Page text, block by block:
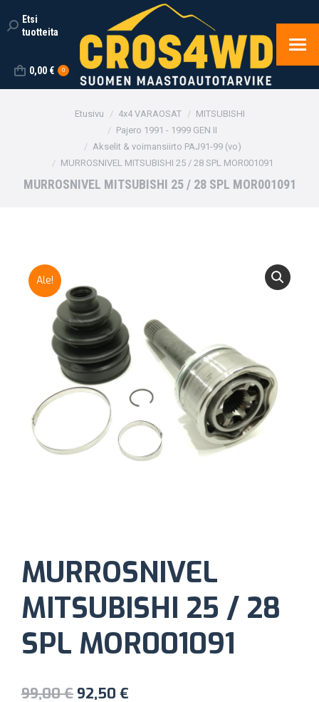
Search:
Etsi
tuotteita
0,00 € 0
You are here:Etusivu 4x4 VARAOSAT
MITSUBISHI
Pajero 1991 - 1999 GEN II
Akselit & voimansiirto PAJ91-99 (vo)
MURROSNIVEL MITSUBISHI 25 / 28 SPL MOR001091
MURROSNIVEL MITSUBISHI 25 / 28 SPL MOR001091
Ale!
MURROSNIVEL
MITSUBISHI 25 / 28
SPL MOR001091
99,00€ Alkuperäinen
92,50 €